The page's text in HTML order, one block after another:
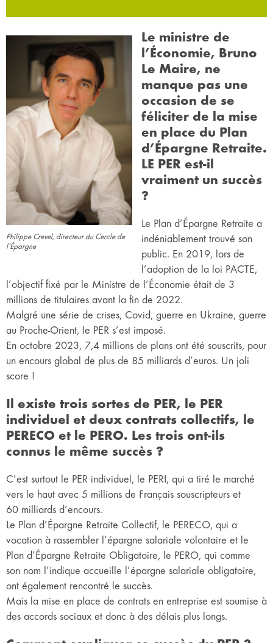
Philippe Crevel, directeur du Cercle de
l’Épargne
Le ministre de
l’Économie, Bruno
Le Maire, ne
manque pas une
occasion de se
féliciter de la mise
en place du Plan
d’Épargne Retraite.
LE PER est-il
vraiment un succès
?
Le Plan d’Épargne Retraite a
indéniablement trouvé son
public. En 2019, lors de
l’adoption de la loi PACTE,
l’objectif fixé par le Ministre de l’Économie était de 3
millions de titulaires avant la fin de 2022.
Malgré une série de crises, Covid, guerre en Ukraine, guerre
au Proche-Orient, le PER s’est imposé.
En octobre 2023, 7,4 millions de plans ont été souscrits, pour
un encours global de plus de 85 milliards d’euros. Un joli
score !
Il existe trois sortes de PER, le PER
individuel et deux contrats collectifs, le
PERECO et le PERO. Les trois ont-ils
connus le même succès ?
C’est surtout le PER individuel, le PERI, qui a tiré le marché
vers le haut avec 5 millions de Français souscripteurs et
60 milliards d’encours.
Le Plan d’Épargne Retraite Collectif, le PERECO, qui a
vocation à rassembler l’épargne salariale volontaire et le
Plan d’Épargne Retraite Obligatoire, le PERO, qui comme
son nom l’indique accueille l’épargne salariale obligatoire,
ont également rencontré le succès.
Mais la mise en place de contrats en entreprise est soumise à
des accords sociaux et donc à des délais plus longs.